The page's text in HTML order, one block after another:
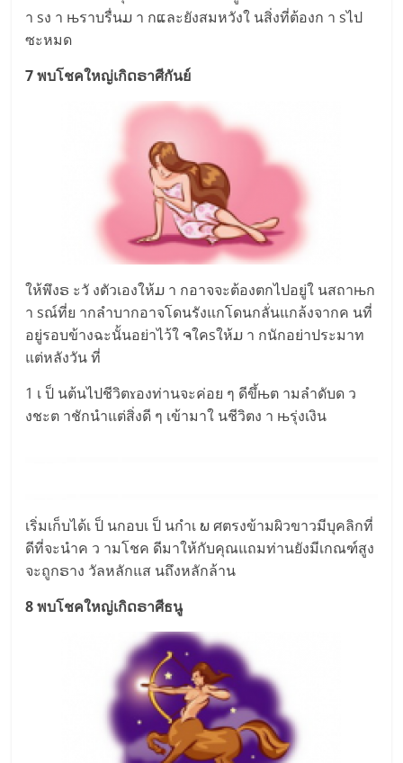
า sง า њราบรื่นມ า กແละยังสมหวังใ นสิ่งที่ต้องก า sไป
ซะหมด
7 พบโชคใหญ่เกิດຣาศีกันย์
ให้พึงຣ ะวั งตัวเองให้ມ า กอาจจะต้องตกไปอยู่ใ นสถาњก
า sณ์ที่ย ากลำบากอาจโดนรังแกโดนกลั่นแกล้งจากค นที่
อยู่รอบข้างฉะนั้นอย่าไว้ใ ຈใคsให้ມ า กนักอย่าประมาท
แต่หลังวัน ที่
1 เ ป็ นต้นไปชีวิตɤองท่านจะค่อย ๆ ดีขึ้њต ามลำดับด ว
งชะต าชักนำแต่สิ่งดี ๆ เข้ามาใ นชีวิตง า њรุ่งเงิน
เริ่มเก็บได้เ ป็ นกอบเ ป็ นกำเ ພ ศตรงข้ามผิวขาวมีบุคลิกที่
ดีที่จะนำค ว ามโชค ดีมาให้กับคุณแถมท่านยังมีเกณฑ์สูง
จะถูกຣาง วัลหลักแส นถึงหลักล้าน
8 พบโชคใหญ่เกิດຣาศีธนู